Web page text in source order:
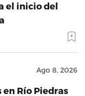
el inicio del
Ago 8, 2026
en Río Piedras